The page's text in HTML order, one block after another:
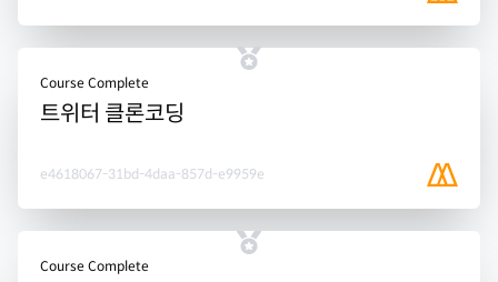
Course Complete
트위터 클론코딩
e4618067-31bd-4daa-857d-e9959e
Course Complete